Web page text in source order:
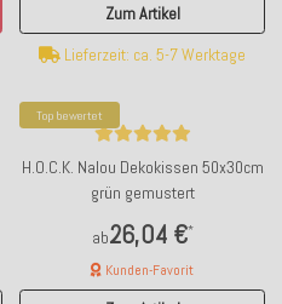
Zum Artikel
Lieferzeit: ca. 5-7 Werktage
Top bewertet
H.O.C.K. Nalou Dekokissen 50x30cm
grün gemustert
ab26,04 €*
Kunden-Favorit